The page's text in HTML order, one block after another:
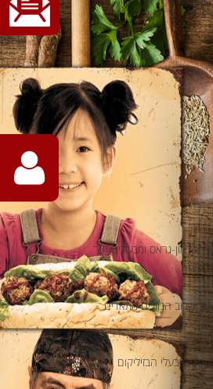
והלמון-גראס ומבשלים תוך
ומבשלים כ-10 דקות נוספות עד שרוב הנוזלים מתאדים
בעלי הבזיליקום